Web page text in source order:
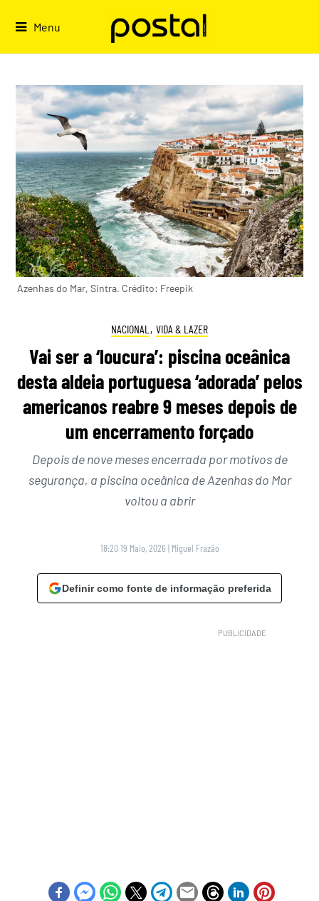
Menu
Azenhas do Mar, Sintra. Crédito: Freepik
NACIONAL , VIDA & LAZER
Vai ser a ‘loucura’: piscina oceânica
desta aldeia portuguesa ‘adorada’ pelos
americanos reabre 9 meses depois de
um encerramento forçado
Depois de nove meses encerrada por motivos de
segurança, a piscina oceânica de Azenhas do Mar
voltou a abrir
18:20 19 Maio, 2026 | Miguel Frazão
Definir como fonte de informação preferida